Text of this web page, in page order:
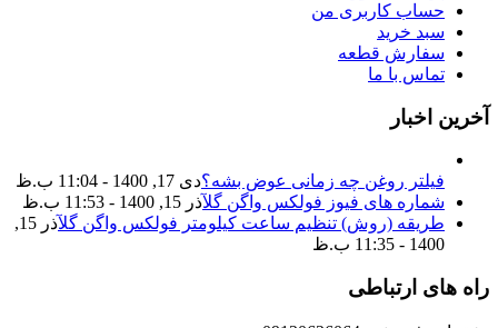
حساب کاربری من
سبد خرید
سفارش قطعه
تماس با ما
آخرین اخبار
فیلتر روغن چه زمانی عوض بشه؟دی 17, 1400 - 11:04 ب.ظ
شماره های فیوز فولکس واگن گلآذر 15, 1400 - 11:53 ب.ظ
طریقه (روش) تنظیم ساعت کیلومتر فولکس واگن گل
آذر 15,
1400 - 11:35 ب.ظ
راه های ارتباطی